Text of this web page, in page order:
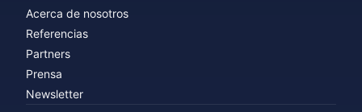
Acerca de nosotros
Referencias
Partners
Prensa
Newsletter